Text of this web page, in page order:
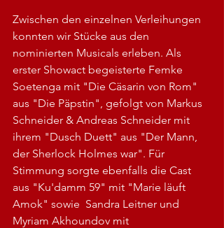
Zwischen den einzelnen Verleihungen
konnten wir Stücke aus den
nominierten Musicals erleben. Als
erster Showact begeisterte Femke
Soetenga mit "Die Cäsarin von Rom"
aus "Die Päpstin", gefolgt von Markus
Schneider & Andreas Schneider mit
ihrem "Dusch Duett" aus "Der Mann,
der Sherlock Holmes war". Für
Stimmung sorgte ebenfalls die Cast
aus "Ku'damm 59" mit "Marie läuft
Amok" sowie  Sandra Leitner und
Myriam Akhoundov mit